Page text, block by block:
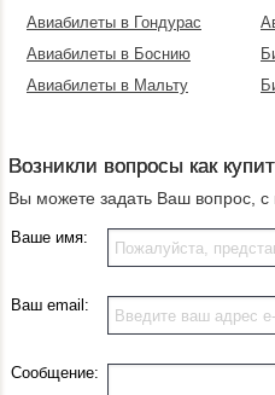
Авиабилеты в Гондурас
Авиабилеты в Боснию
Авиабилеты в Мальту
Возникли вопросы как
Вы можете задать Ваш вопрос,
Ваше имя:
Ваш email:
Сообщение: